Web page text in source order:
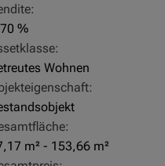
%
Wohnen
m² - 153,66 m²